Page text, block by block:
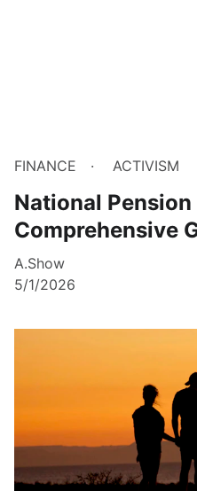
FINANCE ACTIVISM
National Pension
Comprehensive
A.Show
5/1/2026